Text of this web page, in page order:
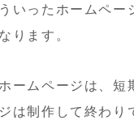
いったホームペ
ります。
ームページは、
は制作して終わ